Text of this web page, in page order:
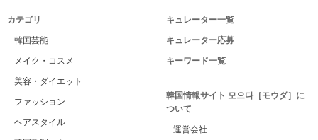
カテゴリ
韓国芸能
メイク・コスメ
美容・ダイエット
ファッション
ヘアスタイル
キュレーター一覧
キュレーター応募
キーワード一覧
韓国情報サイト 모으다［モウダ］に
ついて
運営会社